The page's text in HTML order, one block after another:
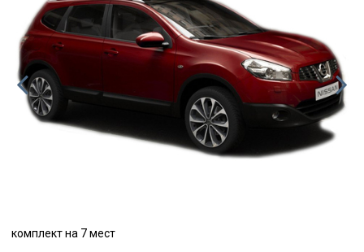
комплект на 7 мест